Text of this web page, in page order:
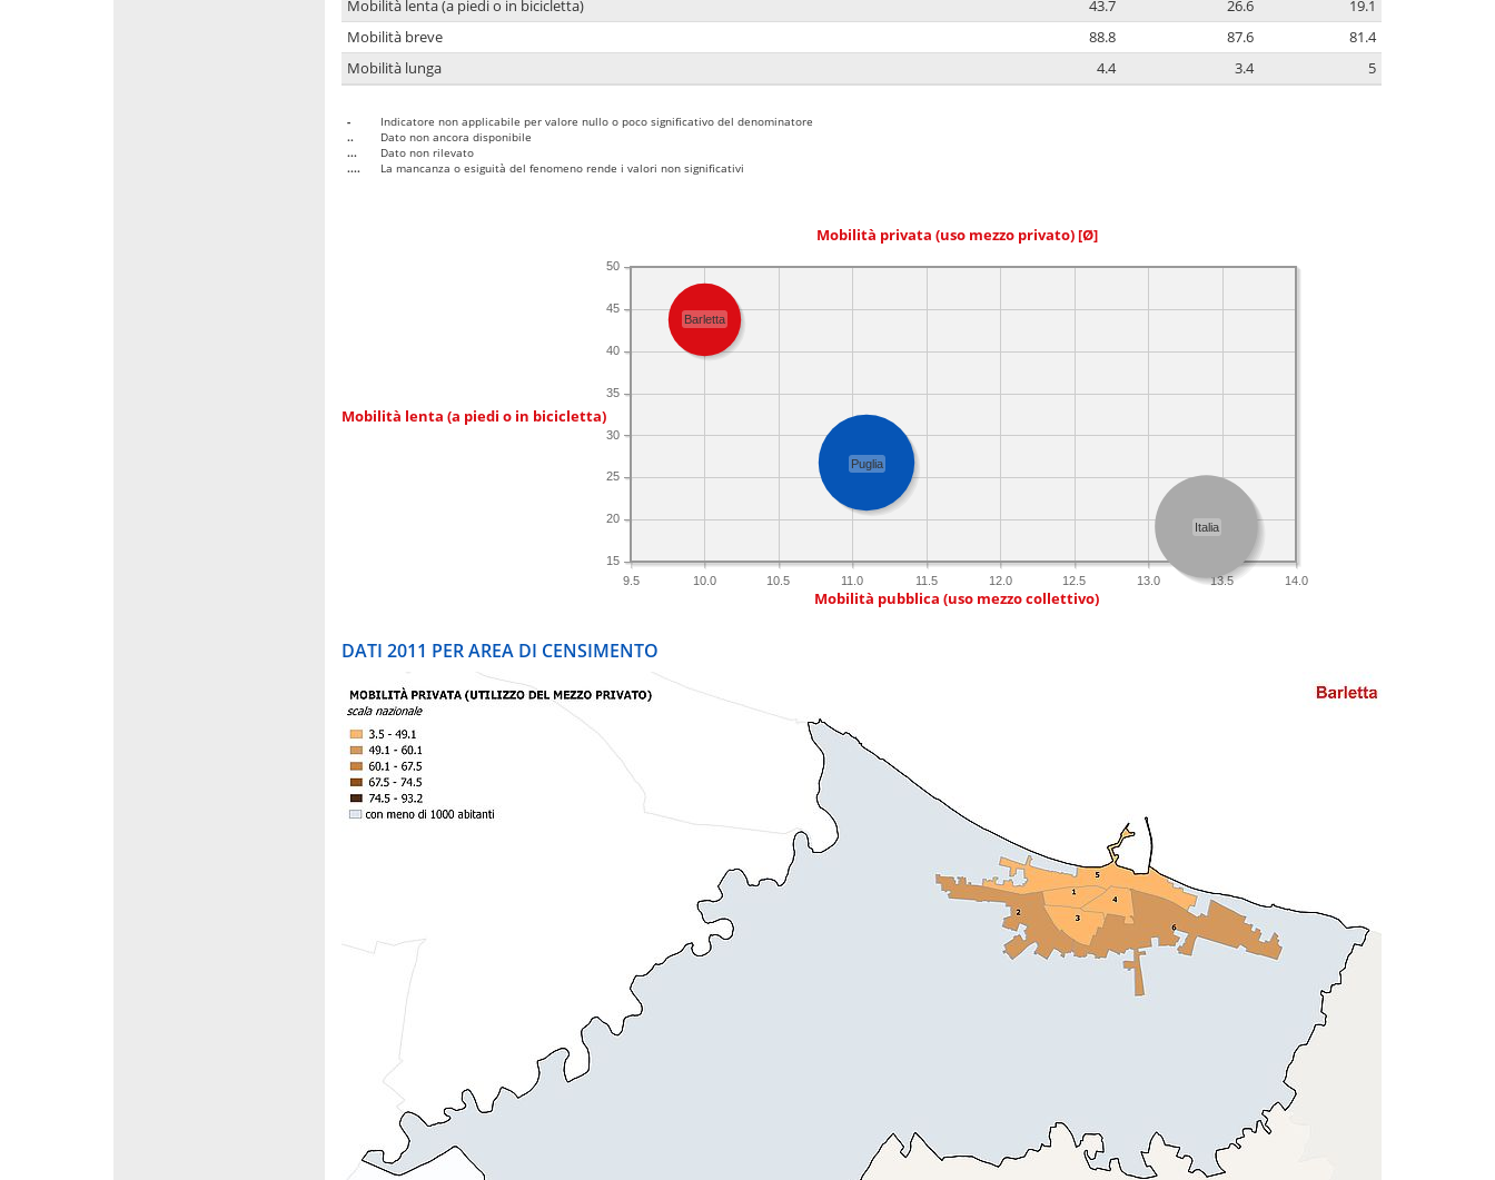
Mobilità lenta (a piedi o in bicicletta)
43.7 26.6
19.1
Mobilità breve
88.8 87.6
81.4
Mobilità lunga
4.4 3.4 5
-
Indicatore non applicabile per valore nullo o poco significativo del denominatore
..
Dato non ancora disponibile
...
Dato non rilevato
....
La mancanza o esiguità del fenomeno rende i valori non significativi
Mobilità privata (uso mezzo privato) [Ø]
Mobilità lenta (a piedi o in bicicletta)
9.5 10.0 10.5 11.0 11.5 12.0 12.5 13.0 13.5 14.0
15
20
25
30
35
40
45
50
Italia
Puglia
Barletta
Mobilità pubblica (uso mezzo collettivo)
DATI 2011 PER AREA DI CENSIMENTO